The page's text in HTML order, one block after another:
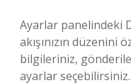
Ayarlar panelindeki
akışınızın
bilgileriniz,
ayarlar